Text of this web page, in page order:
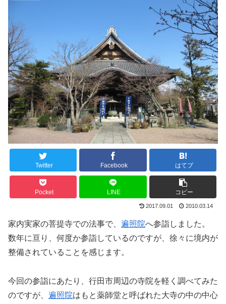
Twitter Facebook はてブ
Pocket LINE コピー
2017.09.01 2010.03.14
家内実家の菩提寺での法事で、 遍照院へ参詣しました。
数年に亘り、何度か参詣しているのですが、徐々に境内が
整備されていることを感じます。
今回の参詣にあたり、行田市周辺の寺院を軽く調べてみた
のですが、 遍照院はもと薬師堂と呼ばれた大寺の中の中心